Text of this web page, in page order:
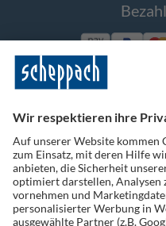
Folge uns